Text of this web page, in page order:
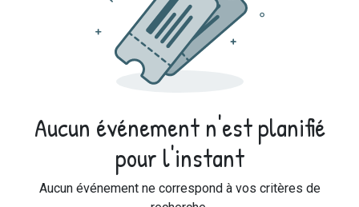
Aucun événement n'est planifié
pour l'instant
Aucun événement ne correspond à vos critères de